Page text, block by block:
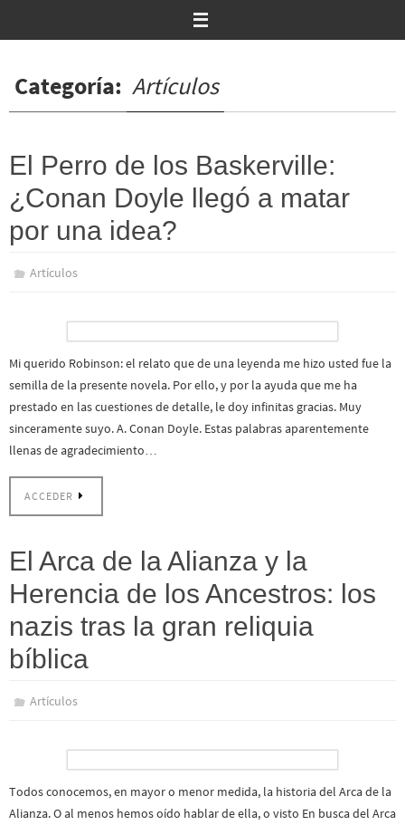
Categoría: Artículos
El Perro de los Baskerville:
¿Conan Doyle llegó a matar
por una idea?
Artículos
Mi querido Robinson: el relato que de una leyenda me hizo usted fue la
semilla de la presente novela. Por ello, y por la ayuda que me ha
prestado en las cuestiones de detalle, le doy infinitas gracias. Muy
sinceramente suyo. A. Conan Doyle. Estas palabras aparentemente
llenas de agradecimiento…
ACCEDER
El Arca de la Alianza y la
Herencia de los Ancestros: los
nazis tras la gran reliquia
bíblica
Artículos
Todos conocemos, en mayor o menor medida, la historia del Arca de la
Alianza. O al menos hemos oído hablar de ella, o visto En busca del Arca